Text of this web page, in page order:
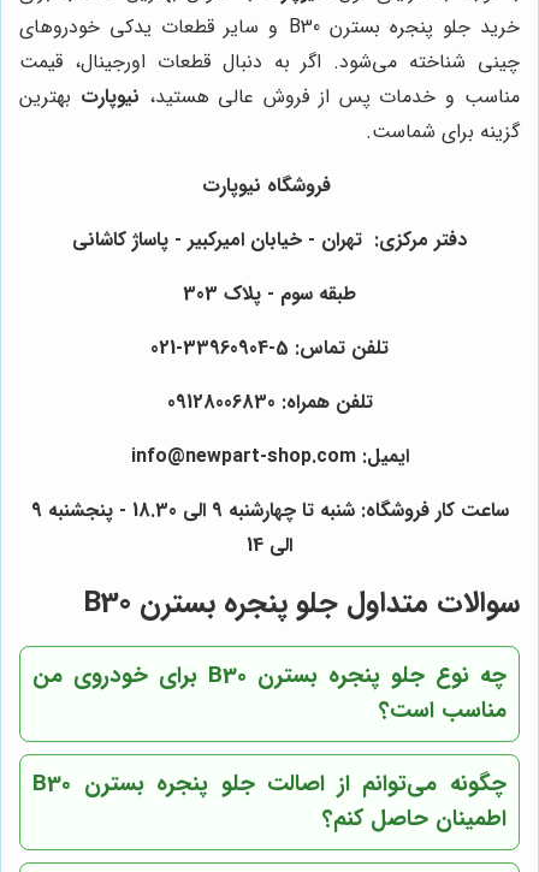
خرید جلو پنجره بسترن B30 و سایر قطعات یدکی خودروهای
چینی شناخته می‌شود. اگر به دنبال قطعات اورجینال، قیمت
مناسب و خدمات پس از فروش عالی هستید، نیوپارت بهترین
گزینه برای شماست.
فروشگاه نیوپارت
دفتر مرکزی: تهران - خیابان امیرکبیر - پاساژ کاشانی
طبقه سوم - پلاک 303
تلفن تماس: 5-33960904-021
تلفن همراه: 09128006830
ایمیل: info@newpart-shop.com
ساعت کار فروشگاه: شنبه تا چهارشنبه 9 الی 18.30 - پنجشنبه 9
الی 14
سوالات متداول جلو پنجره بسترن B30
چه نوع جلو پنجره بسترن B30 برای خودروی من
مناسب است؟
چگونه می‌توانم از اصالت جلو پنجره بسترن B30
اطمینان حاصل کنم؟